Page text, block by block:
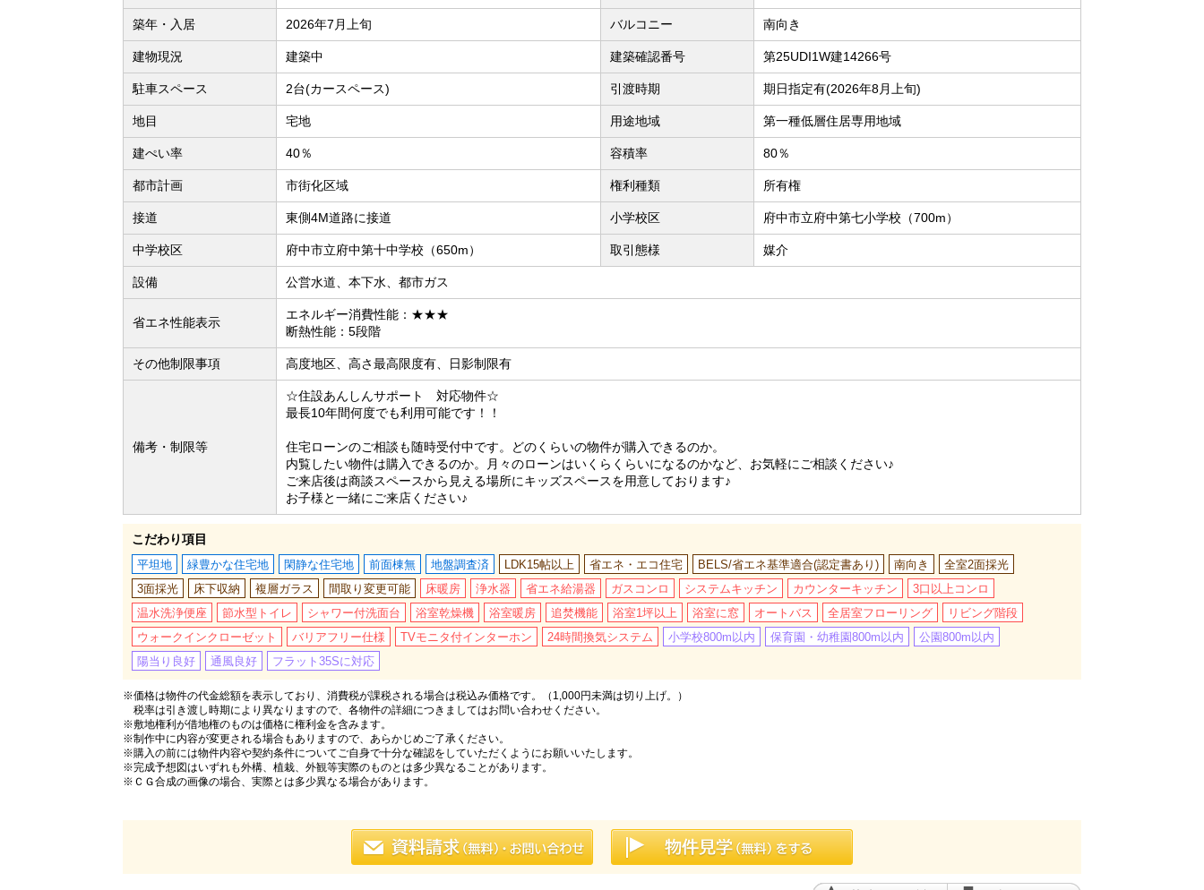
築年・入居 2026年7月上旬 バルコニー 南向き
建物現況 建築中 建築確認番号 第25UDI1W建14266号
駐車スペース 2台(カースペース) 引渡時期 期日指定有(2026年8月上旬)
地目 宅地 用途地域 第一種低層住居専用地域
建ぺい率 40％ 容積率 80％
都市計画 市街化区域 権利種類 所有権
接道 東側4M道路に接道 小学校区 府中市立府中第七小学校（700m）
中学校区 府中市立府中第十中学校（650m） 取引態様 媒介
設備 公営水道、本下水、都市ガス
省エネ性能表示
エネルギー消費性能：★★★
断熱性能：5段階
その他制限事項 高度地区、高さ最高限度有、日影制限有
備考・制限等
☆住設あんしんサポート 対応物件☆
最長10年間何度でも利用可能です！！
住宅ローンのご相談も随時受付中です。どのくらいの物件が購入できるのか。
内覧したい物件は購入できるのか。月々のローンはいくらくらいになるのかなど、お気軽にご相談ください♪
ご来店後は商談スペースから見える場所にキッズスペースを用意しております♪
お子様と一緒にご来店ください♪
こだわり項目
平坦地 緑豊かな住宅地 閑静な住宅地 前面棟無 地盤調査済 LDK15帖以上 省エネ・エコ住宅 BELS/省エネ基準適合(認定書あり) 南向き
全室2面採光
3面採光
床下収納 複層ガラス 間取り変更可能 床暖房 浄水器 省エネ給湯器 ガスコンロ システムキッチン カウンターキッチン
3口以上コンロ
温水洗浄便座
節水型トイレ シャワー付洗面台 浴室乾燥機 浴室暖房 追焚機能 浴室1坪以上 浴室に窓 オートバス 全居室フローリング
リビング階段
ウォークインクローゼット
バリアフリー仕様 TVモニタ付インターホン 24時間換気システム 小学校800m以内 保育園・幼稚園800m以内
公園800m以内
陽当り良好
通風良好 フラット35Sに対応
※価格は物件の代金総額を表示しており、消費税が課税される場合は税込み価格です。（1,000円未満は切り上げ。）
税率は引き渡し時期により異なりますので、各物件の詳細につきましてはお問い合わせください。
※敷地権利が借地権のものは価格に権利金を含みます。
※制作中に内容が変更される場合もありますので、あらかじめご了承ください。
※購入の前には物件内容や契約条件についてご自身で十分な確認をしていただくようにお願いいたします。
※完成予想図はいずれも外構、植栽、外観等実際のものとは多少異なることがあります。
※ＣＧ合成の画像の場合、実際とは多少異なる場合があります。